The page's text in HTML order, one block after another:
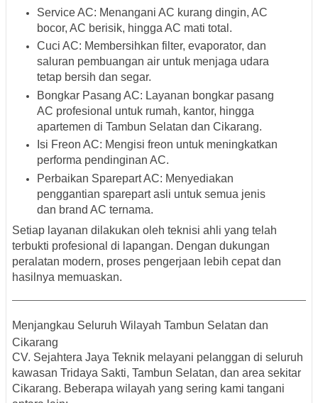
Service AC: Menangani AC kurang dingin, AC
bocor, AC berisik, hingga AC mati total.
Cuci AC: Membersihkan filter, evaporator, dan
saluran pembuangan air untuk menjaga udara
tetap bersih dan segar.
Bongkar Pasang AC: Layanan bongkar pasang
AC profesional untuk rumah, kantor, hingga
apartemen di Tambun Selatan dan Cikarang.
Isi Freon AC: Mengisi freon untuk meningkatkan
performa pendinginan AC.
Perbaikan Sparepart AC: Menyediakan
penggantian sparepart asli untuk semua jenis
dan brand AC ternama.
Setiap layanan dilakukan oleh teknisi ahli yang telah
terbukti profesional di lapangan. Dengan dukungan
peralatan modern, proses pengerjaan lebih cepat dan
hasilnya memuaskan.
Menjangkau Seluruh Wilayah Tambun Selatan dan
Cikarang
CV. Sejahtera Jaya Teknik melayani pelanggan di seluruh
kawasan Tridaya Sakti, Tambun Selatan, dan area sekitar
Cikarang. Beberapa wilayah yang sering kami tangani